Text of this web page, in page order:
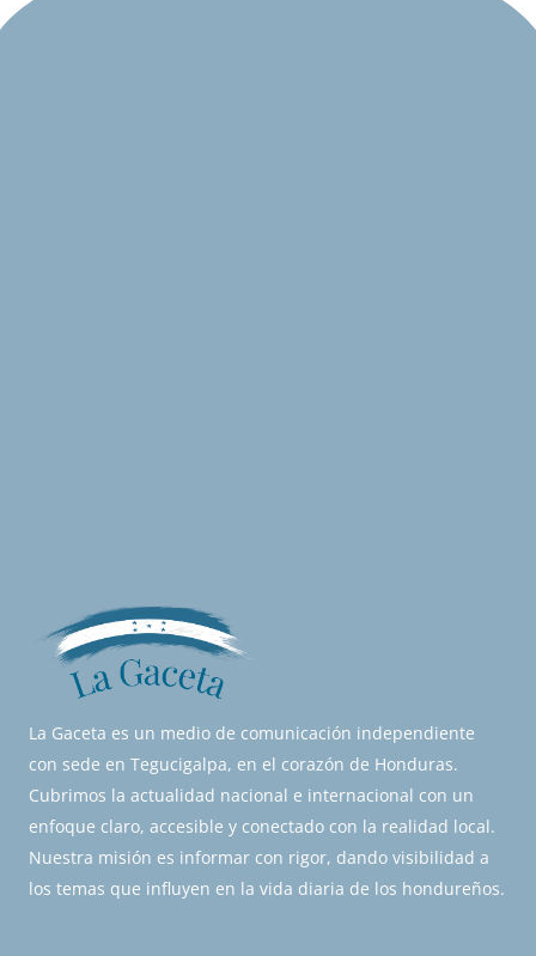
La Gaceta es un medio de comunicación independiente
con sede en Tegucigalpa, en el corazón de Honduras.
Cubrimos la actualidad nacional e internacional con un
enfoque claro, accesible y conectado con la realidad local.
Nuestra misión es informar con rigor, dando visibilidad a
los temas que influyen en la vida diaria de los hondureños.